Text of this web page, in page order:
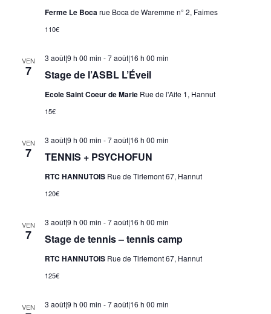
Ferme Le Bocarue Boca de Waremme n° 2, Faimes
110€
VEN
7 Stage de l’ASBL L’Éveil
3 août|9 h 00 min -7 août|16 h 00 min
Ecole Saint Coeur de Marie Rue de l'Aite 1, Hannut
15€
VEN
7 TENNIS + PSYCHOFUN
3 août|9 h 00 min -7 août|16 h 00 min
RTC HANNUTOIS Rue de Tirlemont 67, Hannut
120€
VEN
7 Stage de tennis – tennis camp
3 août|9 h 00 min -7 août|16 h 00 min
RTC HANNUTOIS Rue de Tirlemont 67, Hannut
125€
VEN 3 août|9 h 00 min -7 août|16 h 00 min